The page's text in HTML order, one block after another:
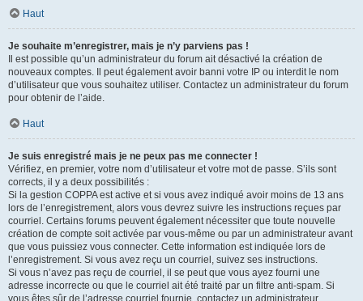
Haut
Je souhaite m’enregistrer, mais je n’y parviens pas !
Il est possible qu’un administrateur du forum ait désactivé la création de
nouveaux comptes. Il peut également avoir banni votre IP ou interdit le nom
d’utilisateur que vous souhaitez utiliser. Contactez un administrateur du forum
pour obtenir de l’aide.
Haut
Je suis enregistré mais je ne peux pas me connecter !
Vérifiez, en premier, votre nom d’utilisateur et votre mot de passe. S’ils sont
corrects, il y a deux possibilités :
Si la gestion COPPA est active et si vous avez indiqué avoir moins de 13 ans
lors de l’enregistrement, alors vous devrez suivre les instructions reçues par
courriel. Certains forums peuvent également nécessiter que toute nouvelle
création de compte soit activée par vous-même ou par un administrateur avant
que vous puissiez vous connecter. Cette information est indiquée lors de
l’enregistrement. Si vous avez reçu un courriel, suivez ses instructions.
Si vous n’avez pas reçu de courriel, il se peut que vous ayez fourni une
adresse incorrecte ou que le courriel ait été traité par un filtre anti-spam. Si
vous êtes sûr de l’adresse courriel fournie, contactez un administrateur.